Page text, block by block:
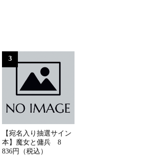
3
【宛名入り抽選サイン
本】魔女と傭兵 8
836円（税込）